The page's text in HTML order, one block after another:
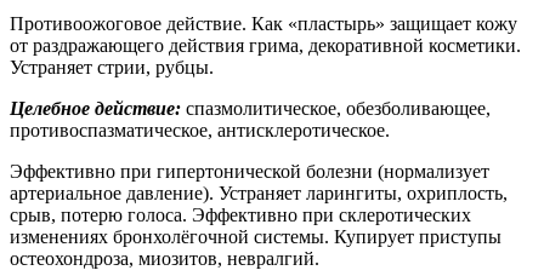
Противоожоговое действие. Как «пластырь» защищает кожу
от раздражающего действия грима, декоративной косметики.
Устраняет стрии, рубцы.
Целебное действие: спазмолитическое, обезболивающее,
противоспазматическое, антисклеротическое.
Эффективно при гипертонической болезни (нормализует
артериальное давление). Устраняет ларингиты, охриплость,
срыв, потерю голоса. Эффективно при склеротических
изменениях бронхолёгочной системы. Купирует приступы
остеохондроза, миозитов, невралгий.